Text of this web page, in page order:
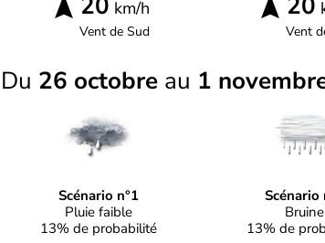
km/h
Vent deSud Vent
Du 26 octobre au 1
Scénario n°1
Pluie faible
13% de probabilité
Scénario
Bruine
13% de